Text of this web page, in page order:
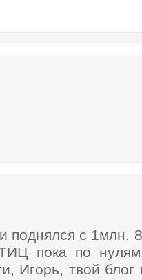
поднялся с 1млн.
пока по
Игорь, твой